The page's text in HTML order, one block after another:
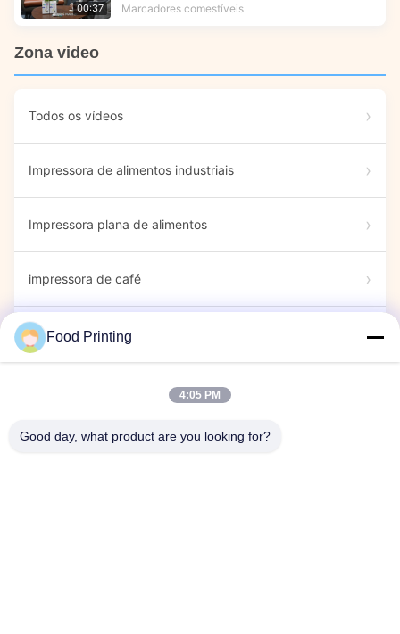
00:37 Marcadores comestíveis
Zona video
Todos os vídeos
Impressora de alimentos industriais
Impressora plana de alimentos
impressora de café
Marcadores comestíveis
impressora cápsula
Food Printing
4:05 PM
Good day, what product are you looking for?